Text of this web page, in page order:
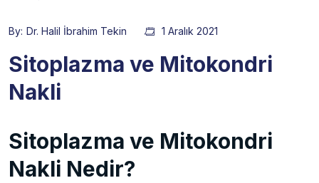
By: Dr. Halil İbrahim Tekin 1 Aralık 2021
Sitoplazma ve Mitokondri
Nakli
Sitoplazma ve Mitokondri
Nakli Nedir?